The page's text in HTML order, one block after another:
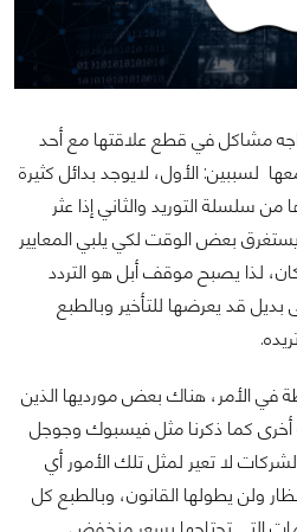
مشاكل في قطع علاقتها مع أحد
لسببين: الأول، لايوجد بدائل كثيرة
سلسلة التوريد والثاني إذا عثر
بعض الوقت لكي يلبي المعايير
لذا يصبح موقف أبل هو التردد
قد يعرضها للتأخير وبالطبع
في الأمر، هناك بعض مورديها الذين
كما ذكرنا مثل فيسبوك وجوجل
لا تعير لمثل تلك الأمور أي
ولن يطولها القانون، وبالطبع كل